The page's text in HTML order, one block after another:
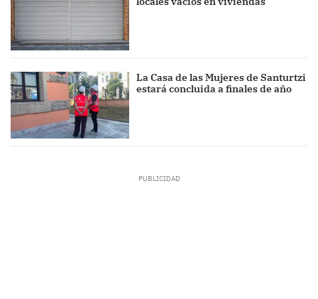
La Casa de las Mujeres de Santurtzi
estará concluida a finales de año